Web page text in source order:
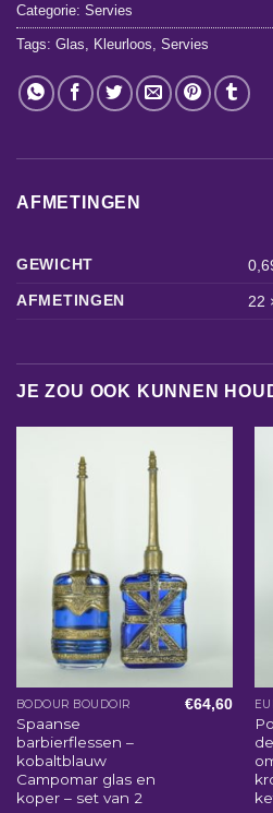
Categorie: Servies
Tags: Glas Kleurloos Servies
AFMETINGEN
GEWICHT
AFMETINGEN
22
JE ZOU OOK KUNNEN
BODOUR BOUDOIR
Spaanse
barbierflessen –
kobaltblauw
Campomar glas en
koper – set van 2
€64,60